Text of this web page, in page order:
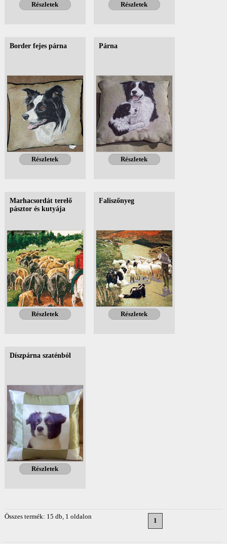
Részletek Részletek
Border fejes párna
Részletek
Párna
Részletek
Marhacsordát terelő
pásztor és kutyája
Részletek
Faliszőnyeg
Részletek
Díszpárna szaténból
Részletek
Összes termék: 15 db, 1 oldalon
1